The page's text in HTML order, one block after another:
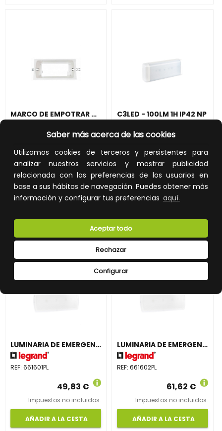
Saber más acerca de las cookies
Utilizamos cookies de terceros y persistentes para
analizar nuestros servicios y mostrar publicidad
relacionada con las preferencias de los usuarios en
base a sus hábitos de navegación. Puedes obtener más
información y configurar tus preferencias aquí.
Configurar
Rechazar
Aceptar todo
MARCO DE EMPOTRAR URA21LED PLUS PARA INSTALACIÓN EN FALSO TECHO, BLANCO
661720PL
14,57 €
AÑADIR A LA CESTA
disponibilidad y los precios para
C3LED - 100LM 1H IP42 NP
REF:061510LS
115,67 €
Impuestos no incluidos.
AÑADIR A LA CESTA
disponibilidad y los precios para
LUMINARIA DE EMERGENCIA URA21LED PLUS 70 LÚMENES, 1h, NO PERMANENTE
REF: 661601PL
49,83 €
Impuestos no incluidos.
AÑADIR A LA CESTA
LUMINARIA DE EMERGENCIA URA21LED PLUS 100 LÚMENES, 1h, NO PERMANENTE
REF:661602PL
61,62 €
Impuestos no incluidos.
AÑADIR A LA CESTA